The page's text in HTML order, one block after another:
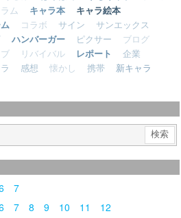
ム キャラ本
キャラ絵本
コラボ サイン
サンエックス
ハンバーガー ピクサー
ブログ
リバイバル レポート
企業
感想 懐かし 携帯
新キャラ
7
7 8 9 10 11
12